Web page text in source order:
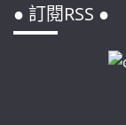
● 訂閱RSS ●